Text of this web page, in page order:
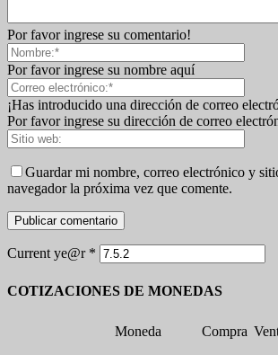
Por favor ingrese su comentario!
Por favor ingrese su nombre aquí
¡Has introducido una dirección de correo
Por favor ingrese su dirección de correo
Guardar mi nombre, correo electrónico y
navegador la próxima vez que comente.
Current ye@r *
COTIZACIONES DE MONEDAS
Moneda Compra